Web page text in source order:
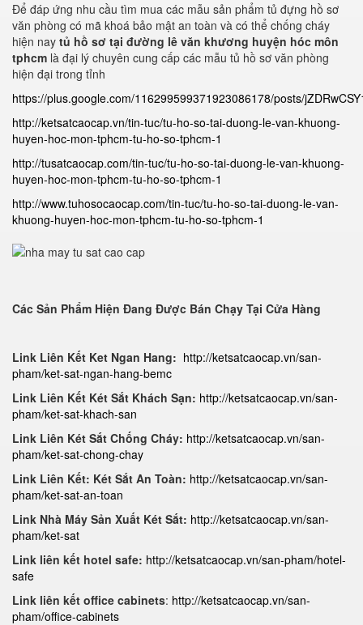
Để đáp ứng nhu cầu tìm mua các mẫu sản phẩm tủ đựng hồ sơ
văn phòng có mã khoá bảo mật an toàn và có thể chống cháy
hiện nay tủ hồ sơ tại đường lê văn khương huyện hóc môn
tphcm là đại lý chuyên cung cấp các mẫu tủ hồ sơ văn phòng
hiện đại trong tỉnh
https://plus.google.com/116299599371923086178/posts/
http://ketsatcaocap.vn/tin-tuc/tu-ho-so-tai-duong-le-van-khuong-
huyen-hoc-mon-tphcm-tu-ho-so-tphcm-1
http://tusatcaocap.com/tin-tuc/tu-ho-so-tai-duong-le-van-khuong-
huyen-hoc-mon-tphcm-tu-ho-so-tphcm-1
http://www.tuhosocaocap.com/tin-tuc/tu-ho-so-tai-duong-le-van-
khuong-huyen-hoc-mon-tphcm-tu-ho-so-tphcm-1
Các Sản Phẩm Hiện Đang Được Bán Chạy Tại Cửa Hàng
Link Liên Kết Ket Ngan Hang: http://ketsatcaocap.vn/san-
pham/ket-sat-ngan-hang-bemc
Link Liên Kết Két Sắt Khách Sạn: http://ketsatcaocap.vn/san-
pham/ket-sat-khach-san
Link Liên Két Sắt Chống Cháy: http://ketsatcaocap.vn/san-
pham/ket-sat-chong-chay
Link Liên Kết: Két Sắt An Toàn: http://ketsatcaocap.vn/san-
pham/ket-sat-an-toan
Link Nhà Máy Sản Xuất Két Sắt: http://ketsatcaocap.vn/san-
pham/ket-sat
Link liên kết hotel safe: http://ketsatcaocap.vn/san-pham/hotel-
safe
Link liên kết office cabinets: http://ketsatcaocap.vn/san-
pham/office-cabinets